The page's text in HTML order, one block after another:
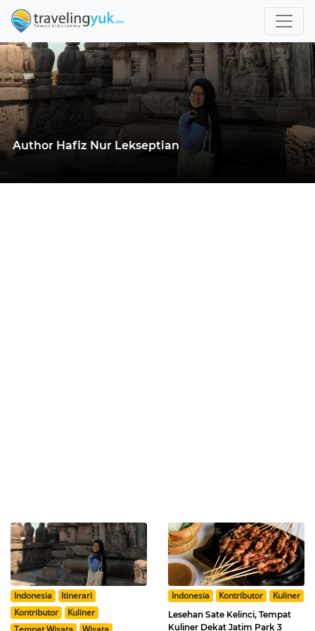
Author Hafiz Nur Lekseptian
Indonesia
Itinerari
Kontributor
Kuliner
Indonesia Kontributor Kuliner
Lesehan Sate Kelinci, Tempat
Kuliner Dekat Jatim Park 3